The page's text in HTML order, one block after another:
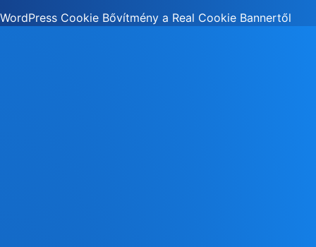
WordPress Cookie Bővítmény a Real Cookie Bannertől